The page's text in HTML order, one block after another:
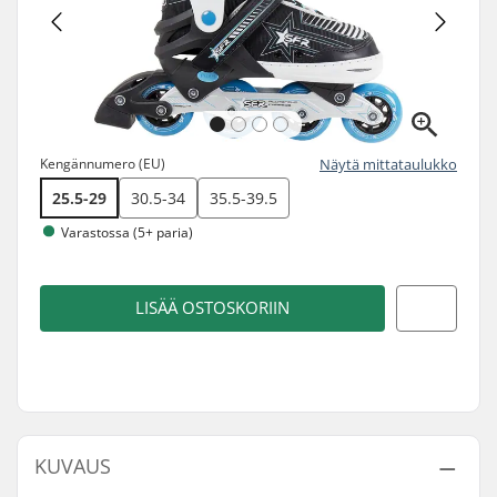
Kengännumero (EU) Näytä mittataulukko
25.5-29 30.5-34 35.5-39.5
Varastossa (5+ paria)
LISÄÄ OSTOSKORIIN
KUVAUS